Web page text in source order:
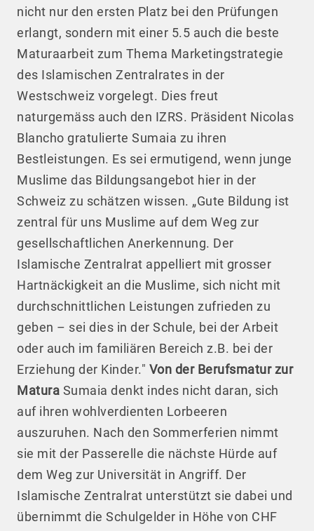
nicht nur den ersten Platz bei den Prüfungen
erlangt, sondern mit einer 5.5 auch die beste
Maturaarbeit zum Thema Marketingstrategie
des Islamischen Zentralrates in der
Westschweiz vorgelegt. Dies freut
naturgemäss auch den IZRS. Präsident Nicolas
Blancho gratulierte Sumaia zu ihren
Bestleistungen. Es sei ermutigend, wenn junge
Muslime das Bildungsangebot hier in der
Schweiz zu schätzen wissen. „Gute Bildung ist
zentral für uns Muslime auf dem Weg zur
gesellschaftlichen Anerkennung. Der
Islamische Zentralrat appelliert mit grosser
Hartnäckigkeit an die Muslime, sich nicht mit
durchschnittlichen Leistungen zufrieden zu
geben – sei dies in der Schule, bei der Arbeit
oder auch im familiären Bereich z.B. bei der
Erziehung der Kinder." Von der Berufsmatur zur
Matura Sumaia denkt indes nicht daran, sich
auf ihren wohlverdienten Lorbeeren
auszuruhen. Nach den Sommerferien nimmt
sie mit der Passerelle die nächste Hürde auf
dem Weg zur Universität in Angriff. Der
Islamische Zentralrat unterstützt sie dabei und
übernimmt die Schulgelder in Höhe von CHF